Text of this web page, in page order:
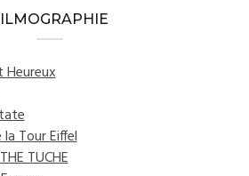
Heureux
Tour Eiffel
TUCHE